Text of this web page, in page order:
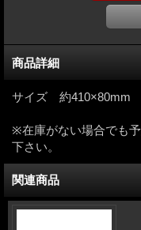
商品詳細
サイズ 約410×80mm
※在庫がない場合でも
下さい。
関連商品